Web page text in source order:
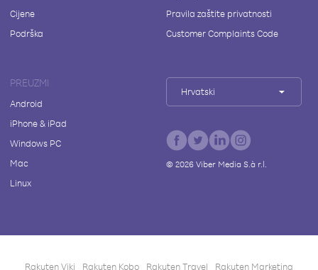
Cijene
Podrška
Pravila zaštite privatnosti
Customer Complaints Code
PREUZMI
Android
iPhone & iPad
Windows PC
Mac
Linux
Hrvatski
© 2026Viber Media S.à r.l.
Rakuten Viki Rakuten Kobo Rakuten Travel Rakuten Marketing